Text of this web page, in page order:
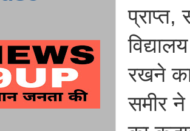
प्राप्त,
रखने का
समीर